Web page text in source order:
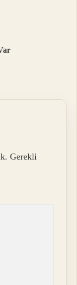
Gerekli